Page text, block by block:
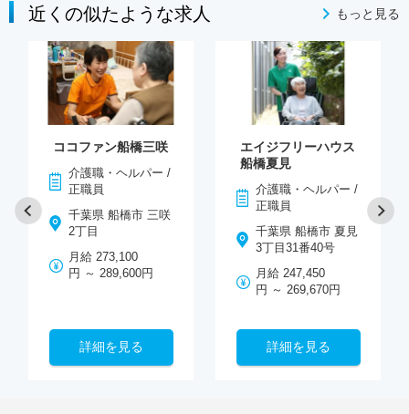
近くの似たような求人 もっと見る
ココファン船橋三咲
介護職・ヘルパー /
正職員
千葉県 船橋市 三咲
2丁目
月給 273,100
円 ～ 289,600円
詳細を見る
エイジフリーハウス
船橋夏見
介護職・ヘルパー /
正職員
千葉県 船橋市 夏見
3丁目31番40号
月給 247,450
円 ～ 269,670円
詳細を見る